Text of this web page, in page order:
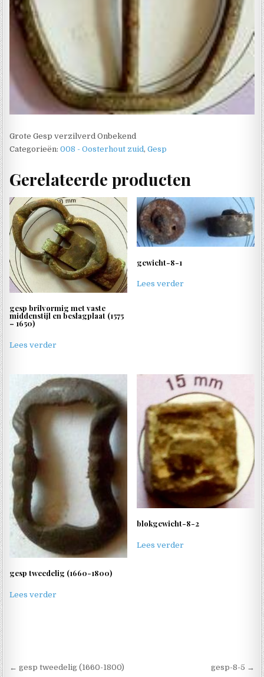
Grote Gesp verzilverd Onbekend
Categorieën:008 - Oosterhout zuid,Gesp
Gerelateerde producten
gesp brilvormig met vaste
middenstijl en beslagplaat (1575
– 1650)
Lees verder
gewicht-8-1
Lees verder
gesp tweedelig (1660-1800)
Lees verder
blokgewicht-8-2
Lees verder
Berichtnavigatie
← gesp tweedelig (1660-1800) gesp-8-5 →